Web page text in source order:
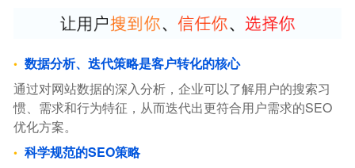
数据分析、迭代策略是客户转化的核心
通过对网站数据的深入分析，企业可以了解用户的搜索习
惯、需求和行为特征，从而迭代出更符合用户需求的SEO
优化方案。
科学规范的SEO策略